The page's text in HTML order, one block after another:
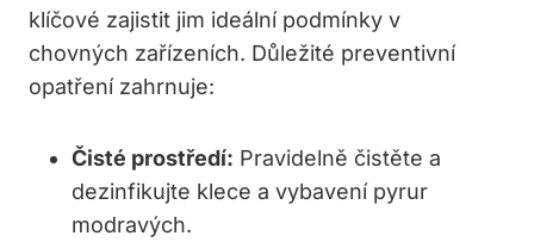
klíčové ‌zajistit jim ideální podmínky ⁣v
chovných zařízeních. Důležité preventivní
opatření zahrnuje:
Čisté prostředí: Pravidelně čistěte​ a
dezinfikujte⁢ klece a vybavení pyrur
modravých.